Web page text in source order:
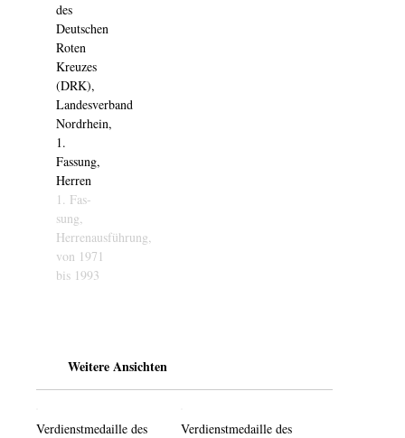
des
Deutschen
Roten
Kreuzes
(DRK),
Landesverband
Nordrhein,
1.
Fassung,
Herren
1. Fas­­
sung,
Herrenausführung,
von 1971
bis 1993
Weitere Ansichten
Verdienstmedaille des
Verdienstmedaille des